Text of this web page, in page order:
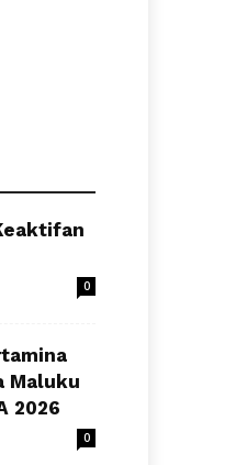
0
Maluku
2026
0